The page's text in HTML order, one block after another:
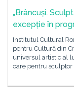
„Brâncuși.
excepție în
Institutul Cultural
pentru Cultură din
universul artistic al
care pentru